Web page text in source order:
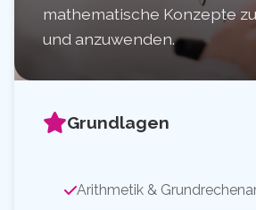
mathematische Konzepte
und anzuwenden.
Grundlagen
Arithmetik &